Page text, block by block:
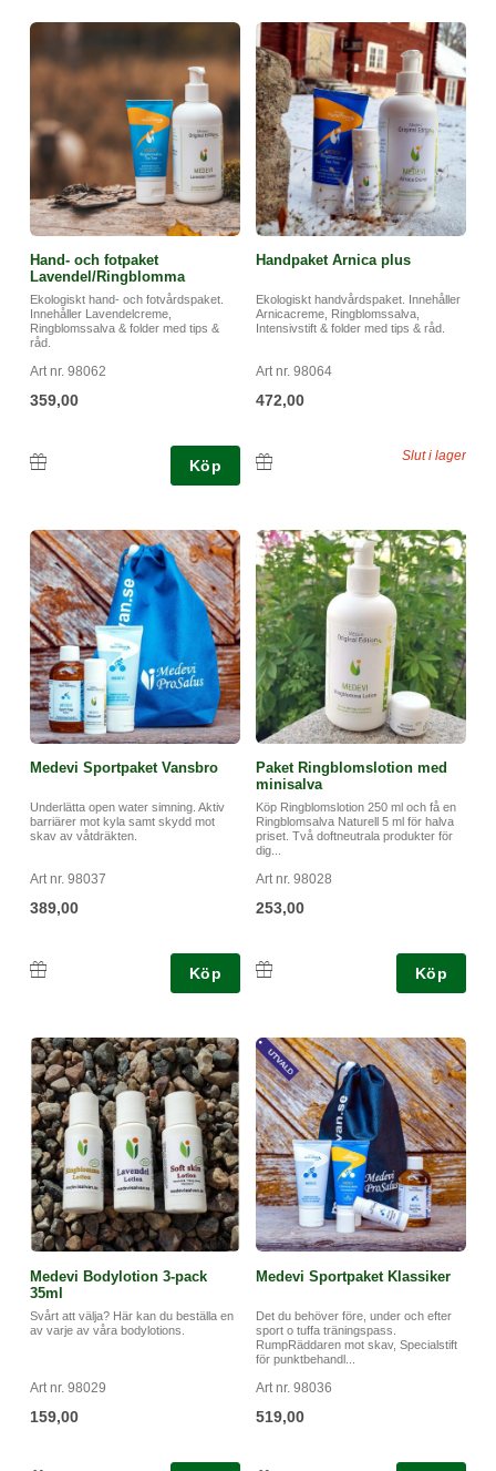
Hand- och fotpaket
Lavendel/Ringblomma
Ekologiskt hand- och fotvårdspaket.
Innehåller Lavendelcreme,
Ringblomssalva & folder med tips &
råd.
Art nr. 98062
359,00
Köp
Handpaket Arnica plus
Ekologiskt handvårdspaket. Innehåller
Arnicacreme, Ringblomssalva,
Intensivstift & folder med tips & råd.
Art nr. 98064
472,00
Slut i lager
Medevi Sportpaket Vansbro
Underlätta open water simning. Aktiv
barriärer mot kyla samt skydd mot
skav av våtdräkten.
Art nr. 98037
389,00
Köp
Paket Ringblomslotion med
minisalva
Köp Ringblomslotion 250 ml och få en
Ringblomsalva Naturell 5 ml för halva
priset. Två doftneutrala produkter för
dig...
Art nr. 98028
253,00
Köp
Medevi Bodylotion 3-pack
35ml
Svårt att välja? Här kan du beställa en
av varje av våra bodylotions.
Art nr. 98029
159,00
Medevi Sportpaket Klassiker
Det du behöver före, under och efter
sport o tuffa träningspass.
RumpRäddaren mot skav, Specialstift
för punktbehandl...
Art nr. 98036
519,00